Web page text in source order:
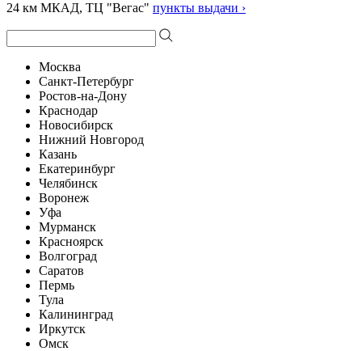
24 км МКАД, ТЦ "Вегас" пункты выдачи ›
Москва
Санкт-Петербург
Ростов-на-Дону
Краснодар
Новосибирск
Нижний Новгород
Казань
Екатеринбург
Челябинск
Воронеж
Уфа
Мурманск
Красноярск
Волгоград
Саратов
Пермь
Тула
Калининград
Иркутск
Омск